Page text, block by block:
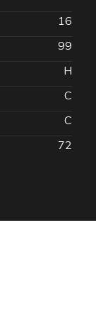
16
99
H
C
C
72